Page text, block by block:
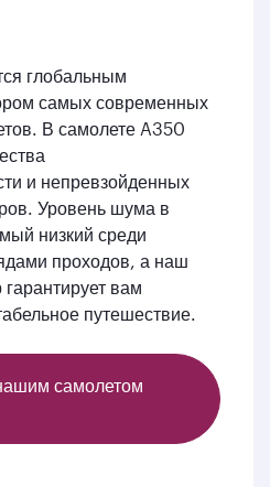
глобальным
самых современных
В самолете A350
и непревзойденных
Уровень шума в
низкий среди
проходов, а наш
вам
путешествие.
самолетом